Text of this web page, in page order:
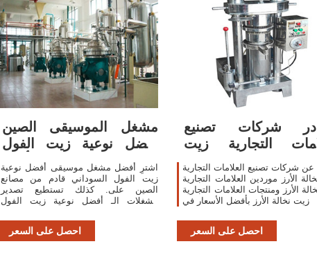
مشغل الموسيقى الصين
أفضل نوعية زيت الفول
السوداني, أشترِ
اشترِ أفضل مشغل موسيقى أفضل نوعية
زيت الفول السوداني قادم من مصانع
الصين على. كذلك تستطيع تصدير
مشغلات الـ أفضل نوعية زيت الفول
احصل على السعر
شركات تصنيع
التجارية زيت
نخالة الأرز
عن شركات تصنيع العلامات التجارية
الأرز موردين العلامات التجارية
الأرز ومنتجات العلامات التجارية
زيت نخالة الأرز بأفضل الأسعار في
احصل على السعر